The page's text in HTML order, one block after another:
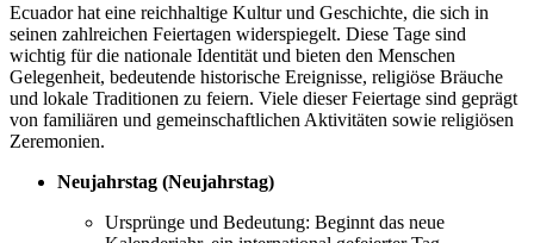
Ecuador hat eine reichhaltige Kultur und Geschichte, die sich in
seinen zahlreichen Feiertagen widerspiegelt. Diese Tage sind
wichtig für die nationale Identität und bieten den Menschen
Gelegenheit, bedeutende historische Ereignisse, religiöse Bräuche
und lokale Traditionen zu feiern. Viele dieser Feiertage sind geprägt
von familiären und gemeinschaftlichen Aktivitäten sowie religiösen
Zeremonien.
Neujahrstag (Neujahrstag)
Ursprünge und Bedeutung: Beginnt das neue